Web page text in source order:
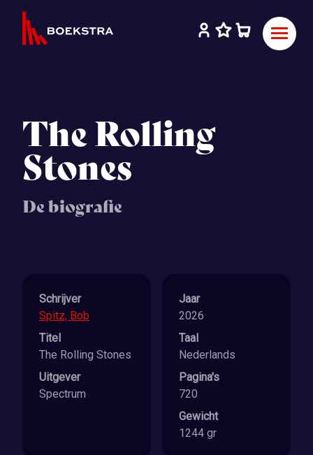
The Rolling
Stones
De biografie
Schrijver
Spitz, Bob
Titel
The Rolling Stones
Uitgever
Spectrum
Jaar
2026
Taal
Nederlands
Pagina's
720
Gewicht
1244 gr